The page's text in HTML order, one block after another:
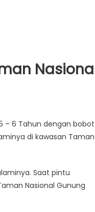
– 6 Tahun dengan bobot
di kawasan Taman
Saat pintu
Nasional Gunung